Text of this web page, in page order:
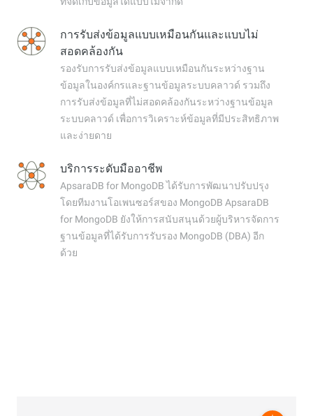
การรับส่งข้อมูลแบบเหมือนกันและแบบไม่
สอดคล้องกัน
รองรับการรับส่งข้อมูลแบบเหมือนกันระหว่างฐาน
ข้อมูลในองค์กรและฐานข้อมูลระบบคลาวด์ รวมถึง
การรับส่งข้อมูลที่ไม่สอดคล้องกันระหว่างฐานข้อมูล
ระบบคลาวด์ เพื่อการวิเคราะห์ข้อมูลที่มีประสิทธิภาพ
และง่ายดาย
บริการระดับมืออาชีพ
ApsaraDB for MongoDB ได้รับการพัฒนาปรับปรุง
โดยทีมงานโอเพนซอร์สของ MongoDB ApsaraDB
for MongoDB ยังให้การสนับสนุนด้วยผู้บริหารจัดการ
ฐานข้อมูลที่ได้รับการรับรอง MongoDB (DBA) อีก
ด้วย